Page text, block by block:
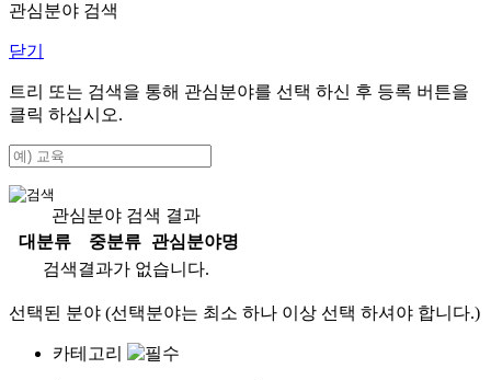
관심분야 검색
닫기
트리 또는 검색을 통해 관심분야를 선택 하신 후 등록 버튼을
클릭 하십시오.
관심분야 검색 결과
대분류
중분류
관심분야명
검색결과가 없습니다.
선택된 분야 (선택분야는 최소 하나 이상 선택 하셔야 합니다.)
카테고리